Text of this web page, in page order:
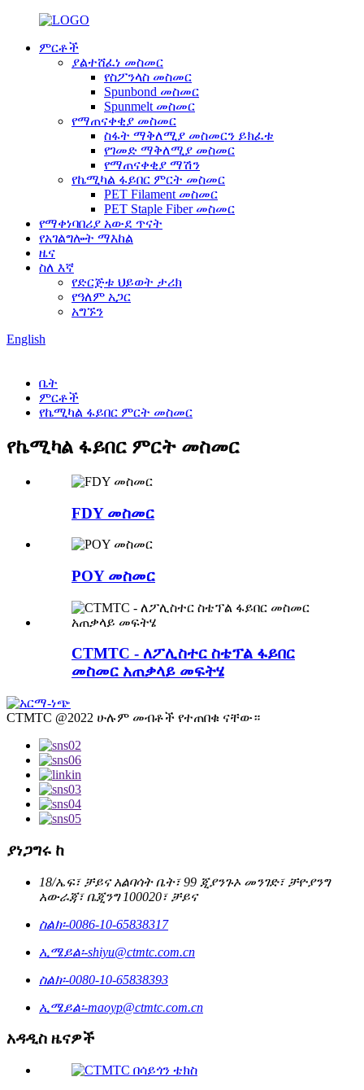
ምርቶች
ያልተሸፈነ መስመር
የስፖንላስ መስመር
Spunbond መስመር
Spunmelt መስመር
የማጠናቀቂያ መስመር
ስፋት ማቅለሚያ መስመርን ይክፈቱ
የገመድ ማቅለሚያ መስመር
የማጠናቀቂያ ማሽን
የኬሚካል ፋይበር ምርት መስመር
PET Filament መስመር
PET Staple Fiber መስመር
የማቀነባበሪያ አውደ ጥናት
የአገልግሎት ማእከል
ዜና
ስለ እኛ
የድርጅቱ ህይወት ታሪክ
የዓለም አጋር
አግኙን
English
ቤት
ምርቶች
የኬሚካል ፋይበር ምርት መስመር
የኬሚካል ፋይበር ምርት መስመር
FDY መስመር
POY መስመር
CTMTC - ለፖሊስተር ስቴፕል ፋይበር
መስመር አጠቃላይ መፍትሄ
CTMTC @2022 ሁሉም መብቶች የተጠበቁ ናቸው።
ያነጋግሩ ከ
18/ኤፍ፣ ቻይና አልባሳት ቤት፣ 99 ጂያንጉኦ መንገድ፣ ቻዮያንግ
አውራጃ፣ ቤጂንግ 100020፣ ቻይና
ስልክ፡-0086-10-65838317
ኢሜይል፡-shiyu@ctmtc.com.cn
ስልክ፡-0080-10-65838393
ኢሜይል፡-maoyp@ctmtc.com.cn
አዳዲስ ዜናዎች